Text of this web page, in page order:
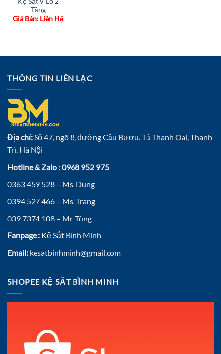
Tầng
Giá Bán: Liên Hệ
THÔNG TIN LIÊN LẠC
Địa chỉ:Số 47, ngõ 8, đường Cầu Bươu. Tả Thanh Oai, Thanh
Trì. Hà Nội
Hotline & Zalo : 0968 952 975
0363 459 528 – Ms. Dung
0394 527 466 – Ms. Trang
039 7374 108 – Mr. Tùng
Fanpage : Kệ Sắt Bình Minh
Email: kesatbinhminh@gmail.com
SHOPEE KỆ SẮT BÌNH MINH